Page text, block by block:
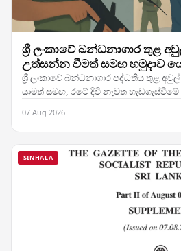
ශ්‍රී ලංකාවේ බන්ධනාගාර තුළ
උත්සන්න වීමත් සමඟ හමුදාව
ශ්‍රී ලංකාවේ බන්ධනාගාර පද්ධතිය තුළ
යාමත් සමඟ, රටේ දිවි නැවත
07 Aug 2026
SINHALA